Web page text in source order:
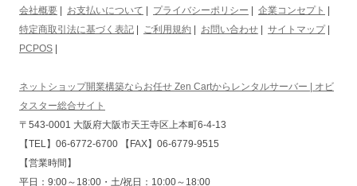
会社概要 お支払いについて プライバシーポリシー 企業コンセプト
特定商取引法に基づく表記
ご利用規約 お問い合わせ サイトマップ|
PCPOS
ネットショップ開業構築ならお任せ Zen Cartからレンタルサーバー | オビ
タスター総合サイト
〒543-0001 大阪府大阪市天王寺区上本町6-4-13
【TEL】06-6772-6700 【FAX】06-6779-9515
【営業時間】
平日：9:00～18:00・土/祝日：10:00～18:00